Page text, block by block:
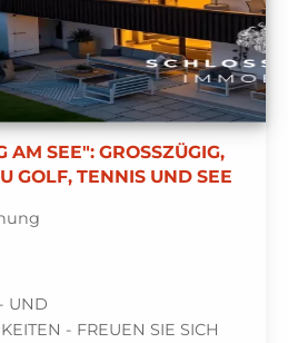
SEE": GROSSZÜGIG,
GOLF, TENNIS UND SEE
UND
- FREUEN SIE SICH